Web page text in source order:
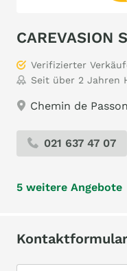
CAREVASION
Verifizierter
Seit über 2 Jahren
Chemin de
021 637 47 07
5 weitere Angebote
Kontaktformular